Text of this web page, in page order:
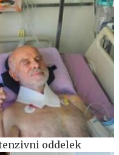
oddelek